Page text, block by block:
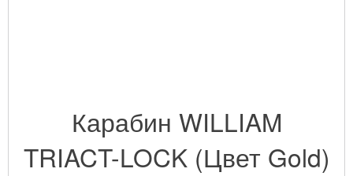
Карабин WILLIAM
TRIACT-LOCK (Цвет Gold)